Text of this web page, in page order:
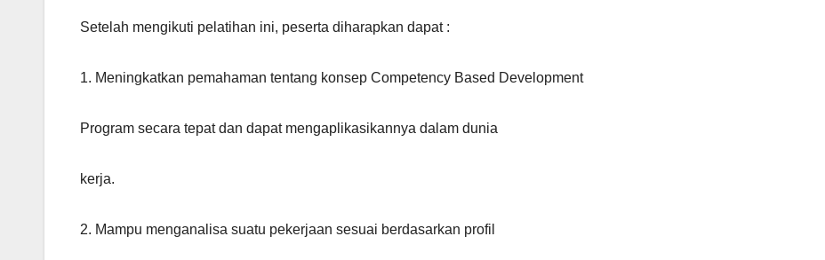
Setelah mengikuti pelatihan ini, peserta diharapkan dapat :
1. Meningkatkan pemahaman tentang konsep Competency Based Development
Program secara tepat dan dapat mengaplikasikannya dalam dunia
kerja.
2. Mampu menganalisa suatu pekerjaan sesuai berdasarkan profil